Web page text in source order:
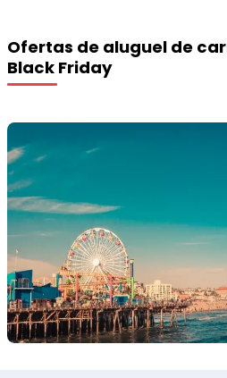
Ofertas de aluguel de
Black Friday